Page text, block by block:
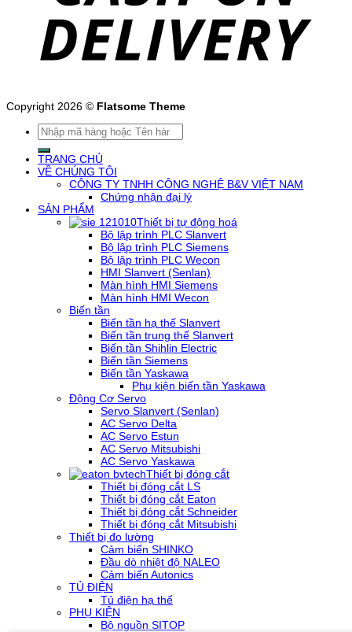
Copyright 2026 © Flatsome Theme
Tìm
kiếm:
TRANG CHỦ
VỀ CHÚNG TÔI
CÔNG TY TNHH CÔNG NGHỆ B&V VIỆT NAM
Chứng nhận đại lý
SẢN PHẨM
Thiết bị tự động hoá
Bộ lập trình PLC Slanvert
Bộ lập trình PLC Siemens
Bộ lập trình PLC Wecon
HMI Slanvert (Senlan)
Màn hình HMI Siemens
Màn hình HMI Wecon
Biến tần
Biến tần hạ thế Slanvert
Biến tần trung thế Slanvert
Biến tần Shihlin Electric
Biến tần Siemens
Biến tần Yaskawa
Phụ kiện biến tần Yaskawa
Động Cơ Servo
Servo Slanvert (Senlan)
AC Servo Delta
AC Servo Estun
AC Servo Mitsubishi
AC Servo Yaskawa
Thiết bị đóng cắt
Thiết bị đóng cắt LS
Thiết bị đóng cắt Eaton
Thiết bị đóng cắt Schneider
Thiết bị đóng cắt Mitsubishi
Thiết bị đo lường
Cảm biến SHINKO
Đầu dò nhiệt độ NALEO
Cảm biến Autonics
TỦ ĐIỆN
Tủ điện hạ thế
PHỤ KIỆN
Bộ nguồn SITOP